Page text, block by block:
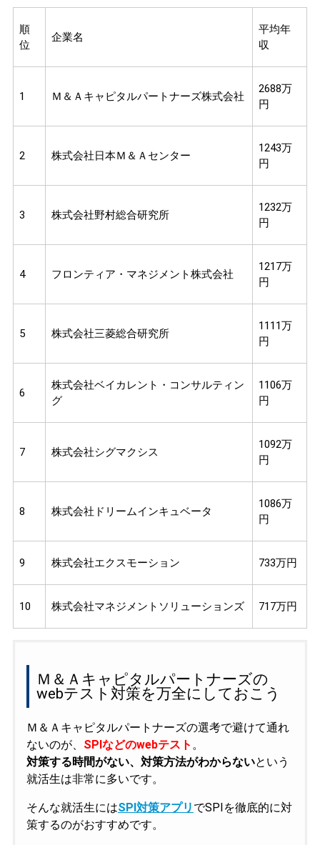
順
位
企業名
平均年
収
1 Ｍ＆Ａキャピタルパートナーズ株式会社
2688万
円
2 株式会社日本Ｍ＆Ａセンター
1243万
円
3 株式会社野村総合研究所
1232万
円
4 フロンティア・マネジメント株式会社
1217万
円
5 株式会社三菱総合研究所
1111万
円
6
株式会社ベイカレント・コンサルティン
グ
1106万
円
7 株式会社シグマクシス
1092万
円
8 株式会社ドリームインキュベータ
1086万
円
9 株式会社エクスモーション 733万円
10 株式会社マネジメントソリューションズ 717万円
Ｍ＆Ａキャピタルパートナーズの
webテスト対策を万全にしておこう
Ｍ＆Ａキャピタルパートナーズの選考で避けて通れ
ないのが、 SPIなどのwebテスト 。
対策する時間がない、対策方法がわからないという
就活生は非常に多いです。
そんな就活生にはSPI対策アプリ でSPIを徹底的に対
策するのがおすすめです。